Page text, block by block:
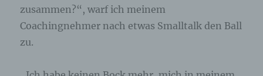
zusammen?“, warf ich meinem
Coachingnehmer nach etwas Smalltalk den Ball
zu.